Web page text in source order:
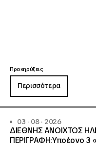
Προκηρύξεις
Περισσότερα
03 · 08 · 2026
ΔΙΕΘΝΗΣ ΑΝΟΙΧΤΟΣ
ΠΕΡΙΓΡΑΦΗ:Υποέργο 3